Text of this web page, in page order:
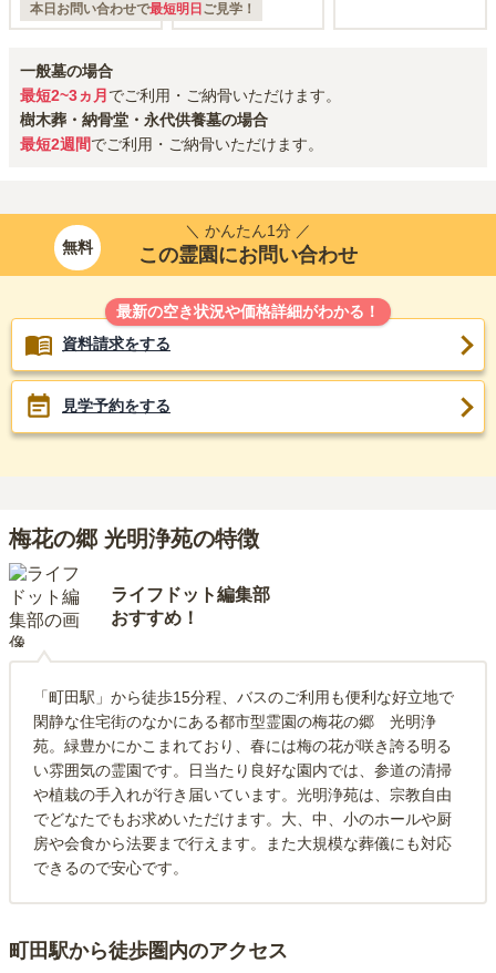
本日お問い合わせで最短明日 ご見学！
一般墓の場合
最短2~3ヵ月 でご利用・ご納骨いただけます。
樹木葬・納骨堂・永代供養墓の場合
最短2週間でご利用・ご納骨いただけます。
無料
＼ かんたん1分 ／
この霊園にお問い合わせ
最新の空き状況や価格詳細がわかる！
資料請求をする
見学予約をする
梅花の郷 光明浄苑の特徴
ライフドット編集部
おすすめ！
「町田駅」から徒歩15分程、バスのご利用も便利な好立地で
閑静な住宅街のなかにある都市型霊園の梅花の郷 光明浄
苑。緑豊かにかこまれており、春には梅の花が咲き誇る明る
い雰囲気の霊園です。日当たり良好な園内では、参道の清掃
や植栽の手入れが行き届いています。光明浄苑は、宗教自由
でどなたでもお求めいただけます。大、中、小のホールや厨
房や会食から法要まで行えます。また大規模な葬儀にも対応
できるので安心です。
町田駅から徒歩圏内のアクセス